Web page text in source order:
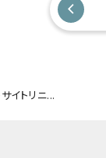
イトリニ...